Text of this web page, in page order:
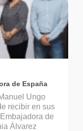
de España
Ungo
recibir en sus
de
Álvarez